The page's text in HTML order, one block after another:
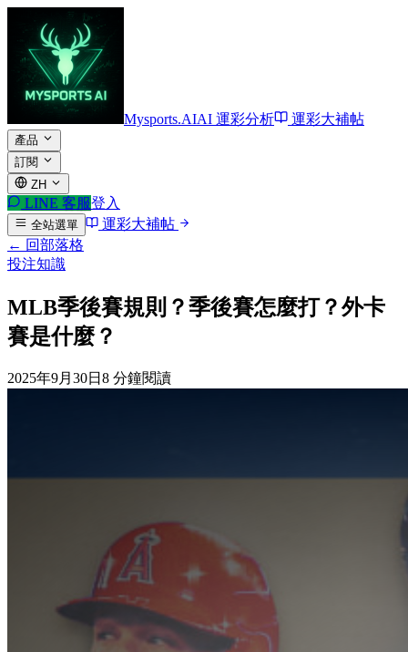
Mysports.AIAI 運彩分析 運彩大補帖
產品
訂閱
ZH
LINE 客服登入
全站選單
運彩大補帖
← 回部落格
投注知識
MLB季後賽規則？季後賽怎麼打？外卡
賽是什麼？
2025年9月30日 8 分鐘閱讀